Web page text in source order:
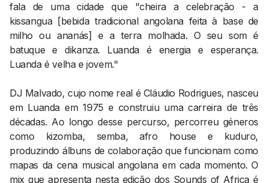
fala de uma cidade que "cheira a celebração - a
kissangua [bebida tradicional angolana feita à base de
milho ou ananás] e a terra molhada. O seu som é
batuque e dikanza. Luanda é energia e esperança.
Luanda é velha e jovem."
DJ Malvado, cujo nome real é Cláudio Rodrigues, nasceu
em Luanda em 1975 e construiu uma carreira de três
décadas. Ao longo desse percurso, percorreu géneros
como kizomba, semba, afro house e kuduro,
produzindo álbuns de colaboração que funcionam como
mapas da cena musical angolana em cada momento. O
mix que apresenta nesta edição dos Sounds of Africa é